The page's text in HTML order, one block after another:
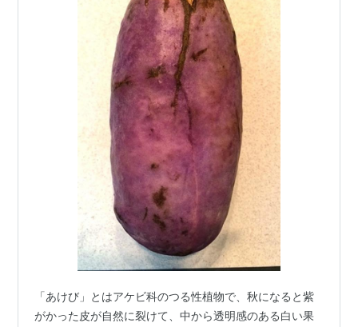
「あけび」とはアケビ科のつる性植物で、秋になると紫
がかった皮が自然に裂けて、中から透明感のある白い果